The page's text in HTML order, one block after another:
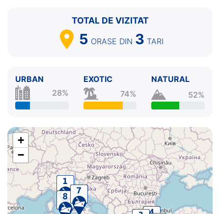
TOTAL DE VIZITAT
5 ORASE DIN 3 TARI
URBAN
28%
EXOTIC
74%
NATURAL
52%
+
−